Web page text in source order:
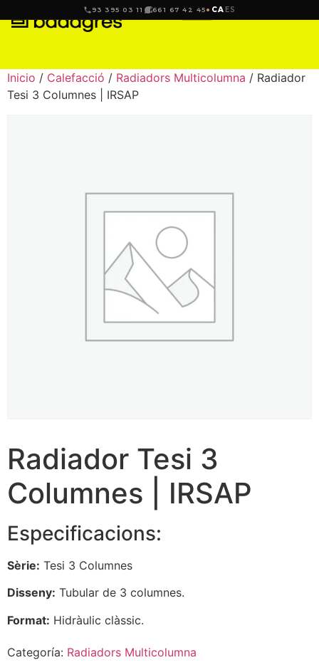
93 395 03 11 661 67 42 45 CA ES
Inicio / Calefacció / Radiadors Multicolumna / Radiador
Tesi 3 Columnes | IRSAP
Radiador Tesi 3
Columnes | IRSAP
Especificacions:
Sèrie: Tesi 3 Columnes
Disseny: Tubular de 3 columnes.
Format: Hidràulic clàssic.
Categoría: Radiadors Multicolumna